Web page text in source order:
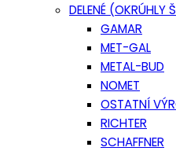
DELENÉ (OKRÚHLY
GAMAR
MET-GAL
METAL-BUD
NOMET
OSTATNÍ
RICHTER
SCHAFFNER